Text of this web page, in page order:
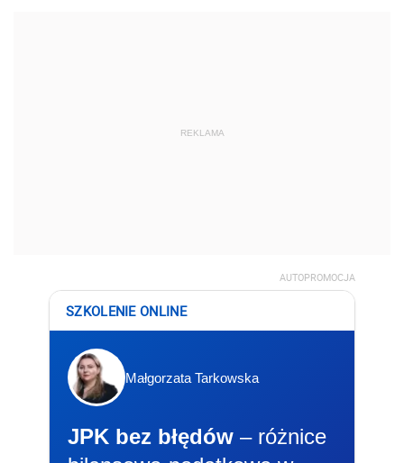
REKLAMA
AUTOPROMOCJA
SZKOLENIE ONLINE
Małgorzata Tarkowska
JPK bez błędów – różnice